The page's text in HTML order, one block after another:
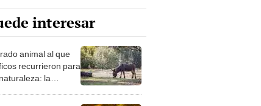
interesar
animal al que
recurrieron para
la